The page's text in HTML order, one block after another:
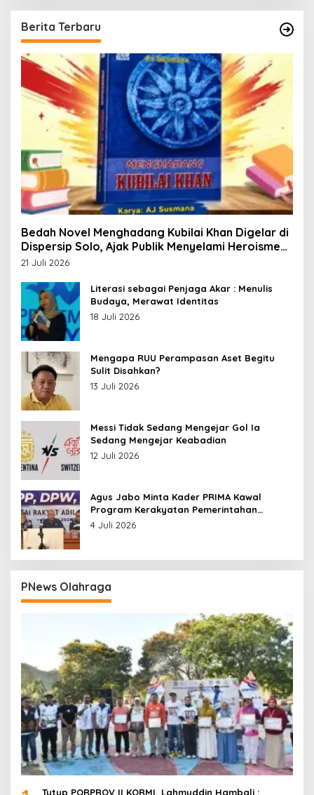
Berita Terbaru
Bedah Novel Menghadang Kubilai Khan Digelar di
Dispersip Solo, Ajak Publik Menyelami Heroisme
Leluhur Nusantara
21 Juli 2026
Literasi sebagai Penjaga Akar : Menulis
Budaya, Merawat Identitas
18 Juli 2026
Mengapa RUU Perampasan Aset Begitu
Sulit Disahkan?
13 Juli 2026
Messi Tidak Sedang Mengejar Gol Ia
Sedang Mengejar Keabadian
12 Juli 2026
Agus Jabo Minta Kader PRIMA Kawal
Program Kerakyatan Pemerintahan
Prabowo
4 Juli 2026
PNews Olahraga
Tutup PORPROV II KORMI, Lahmuddin Hambali :